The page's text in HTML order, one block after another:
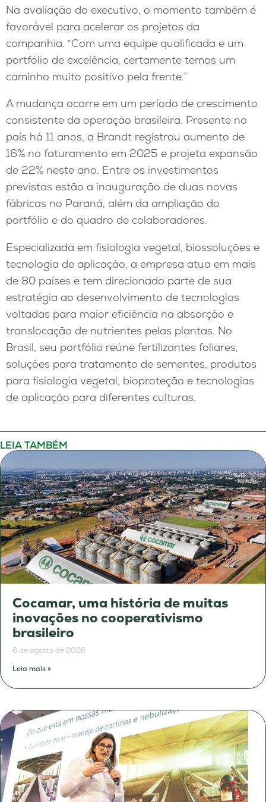
Na avaliação do executivo, o momento também é
favorável para acelerar os projetos da
companhia. “Com uma equipe qualificada e um
portfólio de excelência, certamente temos um
caminho muito positivo pela frente.”
A mudança ocorre em um período de crescimento
consistente da operação brasileira. Presente no
país há 11 anos, a Brandt registrou aumento de
16% no faturamento em 2025 e projeta expansão
de 22% neste ano. Entre os investimentos
previstos estão a inauguração de duas novas
fábricas no Paraná, além da ampliação do
portfólio e do quadro de colaboradores.
Especializada em fisiologia vegetal, biossoluções e
tecnologia de aplicação, a empresa atua em mais
de 80 países e tem direcionado parte de sua
estratégia ao desenvolvimento de tecnologias
voltadas para maior eficiência na absorção e
translocação de nutrientes pelas plantas. No
Brasil, seu portfólio reúne fertilizantes foliares,
soluções para tratamento de sementes, produtos
para fisiologia vegetal, bioproteção e tecnologias
de aplicação para diferentes culturas.
LEIA TAMBÉM
Cocamar, uma história de muitas
inovações no cooperativismo
brasileiro
6 de agosto de 2026
Leia mais »